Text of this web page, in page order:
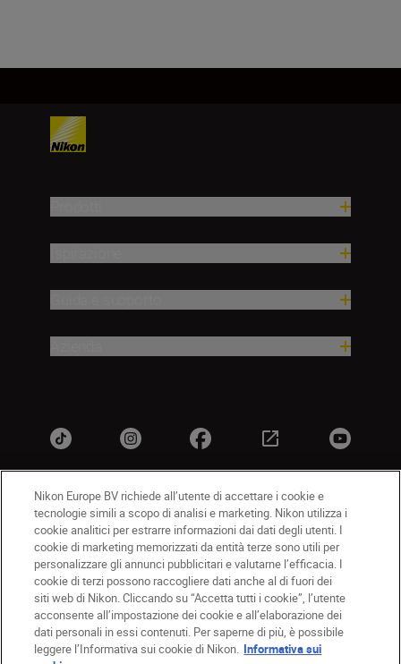
IT Nikon Sites
Contattateci
Informativa sulla privacy
Termini di utilizzo
Informativa sui cookie
Impostazioni dei cookie
© 2026 Nikon
Nikon Europe BV richiede all’utente di accettare i cookie e
tecnologie simili a scopo di analisi e marketing. Nikon utilizza i
cookie analitici per estrarre informazioni dai dati degli utenti. I
cookie di marketing memorizzati da entità terze sono utili per
personalizzare gli annunci pubblicitari e valutarne l’efficacia. I
cookie di terzi possono raccogliere dati anche al di fuori dei
siti web di Nikon. Cliccando su “Accetta tutti i cookie”, l’utente
acconsente all’impostazione dei cookie e all’elaborazione dei
dati personali in essi contenuti. Per saperne di più, è possibile
leggere l’Informativa sui cookie di Nikon. Informativa sui